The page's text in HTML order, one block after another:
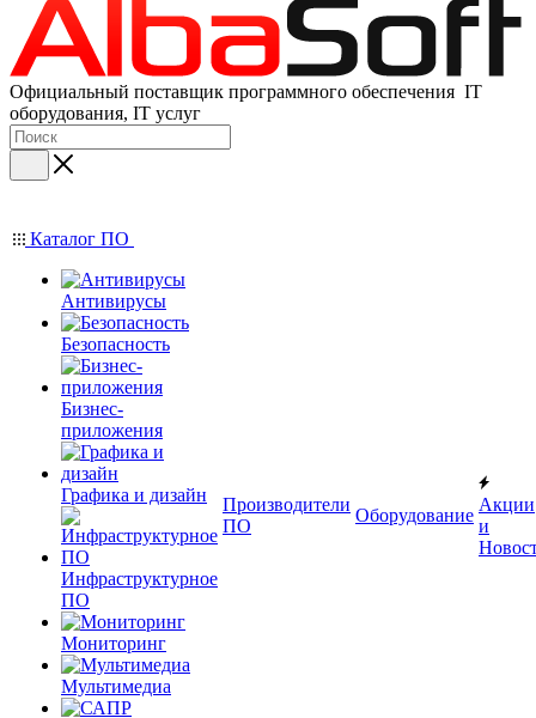
Официальный поставщик программного обеспечения IT
оборудования, IT услуг
Каталог ПО
Антивирусы
Безопасность
Бизнес-
приложения
Графика и дизайн
Инфраструктурное
ПО
Мониторинг
Мультимедиа
Производители
ПО
Оборудование
Акции
и